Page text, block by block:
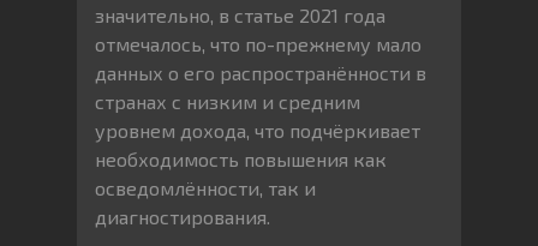
значительно, в статье 2021 года
отмечалось, что по-прежнему мало
данных о его распространённости в
странах с низким и средним
уровнем дохода, что подчёркивает
необходимость повышения как
осведомлённости, так и
диагностирования.